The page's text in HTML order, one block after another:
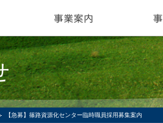
【急募】篠路資源化センター臨時職員採用募集案内